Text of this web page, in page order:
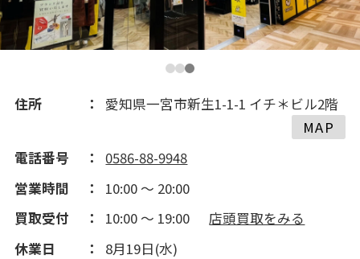
住所
愛知県一宮市新生1-1-1 イチ＊ビル2階
MAP
電話番号
0586-88-9948
営業時間
10:00 ～ 20:00
買取受付
10:00 ～ 19:00
店頭買取をみる
休業日
8月19日(水)